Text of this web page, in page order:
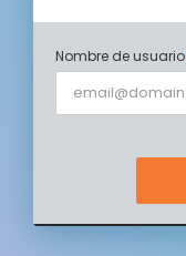
Nombre de usuario